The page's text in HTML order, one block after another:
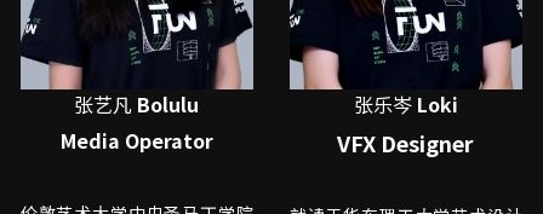
张艺凡 Bolulu
Media Operator
张乐岑 Loki
VFX Designer